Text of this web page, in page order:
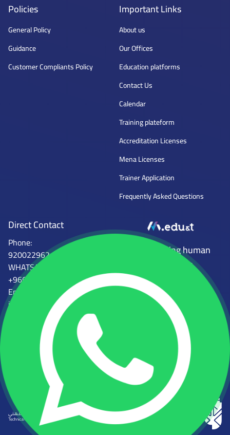
Policies
General Policy
Guidance
Customer Compliants Policy
Important Links
About us
Our Offices
Education platforms
Contact Us
Calendar
Training plateform
Accreditation Licenses
Mena Licenses
Trainer Application
Frequently Asked Questions
Direct Contact
Phone:
920022962
WHATSAPP:
+966554746997
Email :
info@mena.edu.sa
Mena Tech
Empowering human
capabilities
الجهات المرخصة للمعهد
المؤسسة العامة للتدريب التقني
رقم الرخصة: 224112361812
المركز الوطني للتعليم الإلكتروني
رقم الرخصة: 2000081931058968